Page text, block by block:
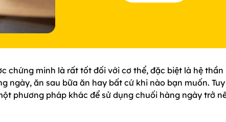
chứng minh là rất tốt đối với cơ thể, đặc biệt là hệ thần
ngày, ăn sau bữa ăn hay bất cứ khi nào bạn muốn. Tuy
phương pháp khác để sử dụng chuối hàng ngày trở